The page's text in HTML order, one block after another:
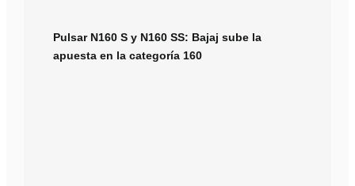
Pulsar N160 S y N160 SS: Bajaj sube la
apuesta en la categoría 160